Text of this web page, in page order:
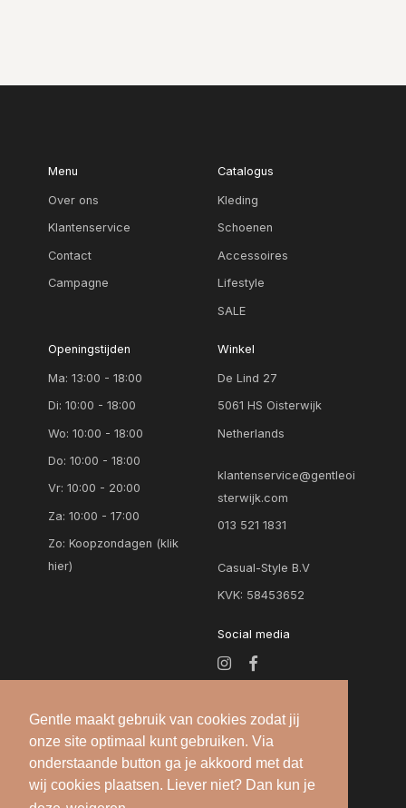
Gentle maakt gebruik van cookies zodat jij
onze site optimaal kunt gebruiken. Via
onderstaande button ga je akkoord met dat
wij cookies plaatsen. Liever niet? Dan kun je
Menu
Over ons
Klantenservice
Contact
Campagne
Catalogus
Kleding
Schoenen
Accessoires
Lifestyle
SALE
Openingstijden
Ma: 13:00 - 18:00
Di: 10:00 - 18:00
Wo: 10:00 - 18:00
Do: 10:00 - 18:00
Vr: 10:00 - 20:00
Za: 10:00 - 17:00
Zo:Koopzondagen (klik
hier)
Winkel
De Lind 27
5061 HS Oisterwijk
Netherlands
klantenservice@gentleoi
sterwijk.com
013 521 1831
Casual-Style B.V
KVK: 58453652
Social media